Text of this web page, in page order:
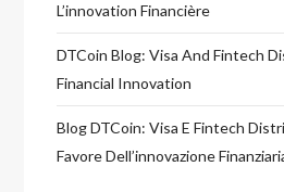
L’innovation Financière
DTCoin Blog: Visa And Fintech
Financial Innovation
Blog DTCoin: Visa E Fintech
Favore Dell’innovazione